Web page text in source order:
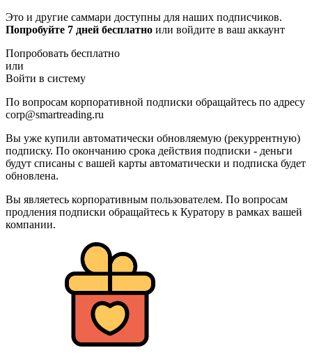
Это и другие саммари доступны для наших подписчиков.
Попробуйте 7 дней бесплатно или войдите в ваш аккаунт
Попробовать бесплатно
или
Войти в систему
По вопросам корпоративной подписки обращайтесь по адресу
corp@smartreading.ru
Вы уже купили автоматически обновляемую (рекуррентную)
подписку. По окончанию срока действия подписки - деньги
будут списаны с вашей карты автоматически и подписка будет
обновлена.
Вы являетесь корпоративным пользователем. По вопросам
продления подписки обращайтесь к Куратору в рамках вашей
компании.